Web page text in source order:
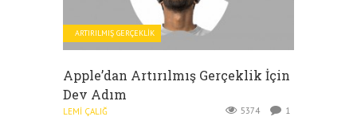
ARTIRILMIŞ GERÇEKLIK
Apple’dan Artırılmış Gerçeklik İçin
Dev Adım
LEMI ÇALIĞ 5374 1